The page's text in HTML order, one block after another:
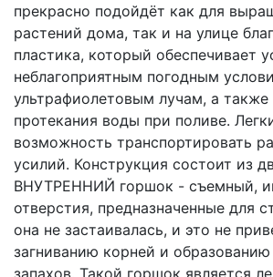
прекрасно подойдёт как для
растений дома, так и на улице
пластика, который обеспечивает
неблагоприятным погодным
ультрафиолетовым лучам, а также
протекания воды при поливе.
возможность транспортировать
усилий. Конструкция состоит из
ВНУТРЕННИЙ горшок - съемный,
отверстия, предназначенные для
она не застаивалась, и это не
загниванию корней и
запахов. Такой горшок является